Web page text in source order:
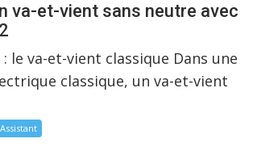
va-et-vient sans neutre avec
le va-et-vient classique Dans une
classique, un va-et-vient